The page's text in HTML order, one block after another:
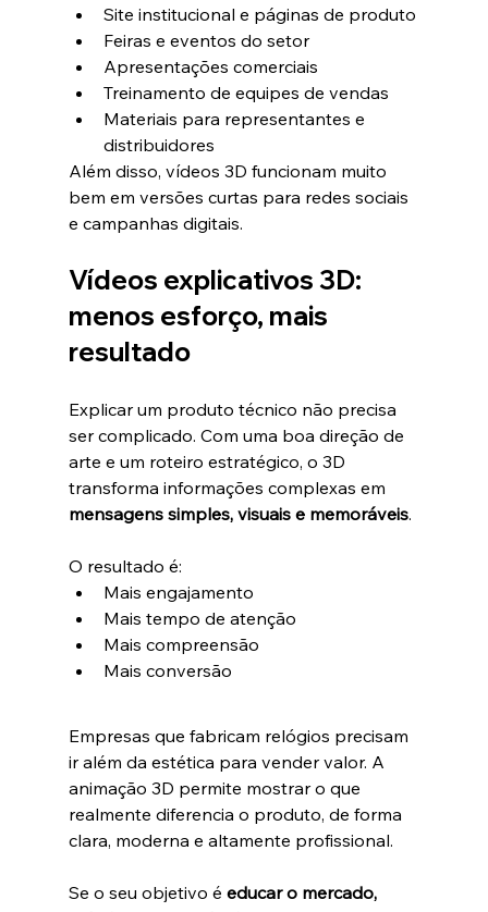
Site institucional e páginas de produto
Feiras e eventos do setor
Apresentações comerciais
Treinamento de equipes de vendas
Materiais para representantes e
distribuidores
Além disso, vídeos 3D funcionam muito
bem em versões curtas para redes sociais
e campanhas digitais.
Vídeos explicativos 3D:
menos esforço, mais
resultado
Explicar um produto técnico não precisa
ser complicado. Com uma boa direção de
arte e um roteiro estratégico, o 3D
transforma informações complexas em
mensagens simples, visuais e memoráveis.
O resultado é:
Mais engajamento
Mais tempo de atenção
Mais compreensão
Mais conversão
Empresas que fabricam relógios precisam
ir além da estética para vender valor. A
animação 3D permite mostrar o que
realmente diferencia o produto, de forma
clara, moderna e altamente profissional.
Se o seu objetivo é educar o mercado,